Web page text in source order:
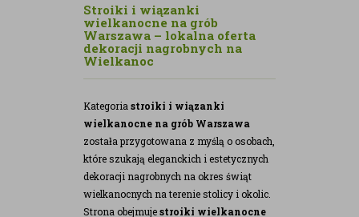
Stroiki i wiązanki
wielkanocne na grób
Warszawa – lokalna oferta
dekoracji nagrobnych na
Wielkanoc
Kategoria stroiki i wiązanki
wielkanocne na grób Warszawa
została przygotowana z myślą o osobach,
które szukają eleganckich i estetycznych
dekoracji nagrobnych na okres świąt
wielkanocnych na terenie stolicy i okolic.
Strona obejmujestroiki wielkanocne